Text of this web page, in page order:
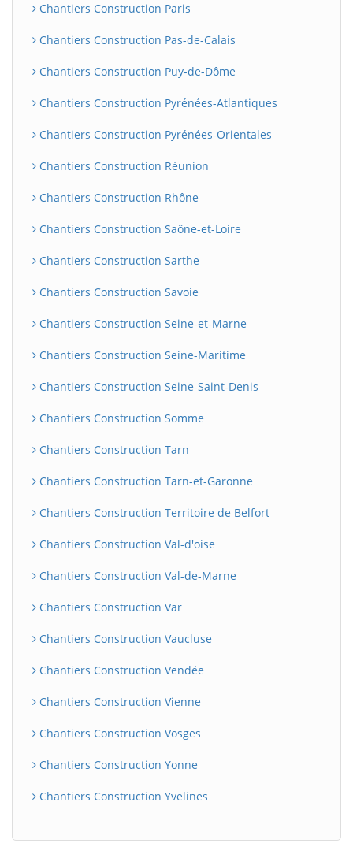
Chantiers Construction Paris
Chantiers Construction Pas-de-Calais
Chantiers Construction Puy-de-Dôme
Chantiers Construction Pyrénées-Atlantiques
Chantiers Construction Pyrénées-Orientales
Chantiers Construction Réunion
Chantiers Construction Rhône
Chantiers Construction Saône-et-Loire
Chantiers Construction Sarthe
Chantiers Construction Savoie
Chantiers Construction Seine-et-Marne
Chantiers Construction Seine-Maritime
Chantiers Construction Seine-Saint-Denis
Chantiers Construction Somme
Chantiers Construction Tarn
Chantiers Construction Tarn-et-Garonne
Chantiers Construction Territoire de Belfort
Chantiers Construction Val-d'oise
Chantiers Construction Val-de-Marne
Chantiers Construction Var
Chantiers Construction Vaucluse
Chantiers Construction Vendée
Chantiers Construction Vienne
Chantiers Construction Vosges
Chantiers Construction Yonne
Chantiers Construction Yvelines